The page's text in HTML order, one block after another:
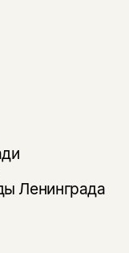
Ленинграда